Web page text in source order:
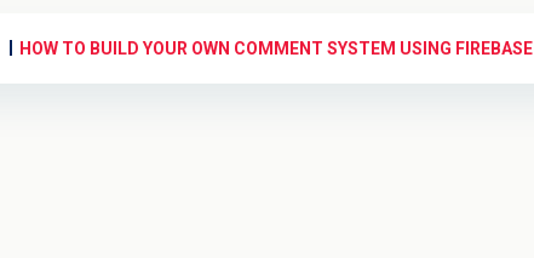
HOW TO BUILD YOUR OWN COMMENT SYSTEM USING FIREBASE